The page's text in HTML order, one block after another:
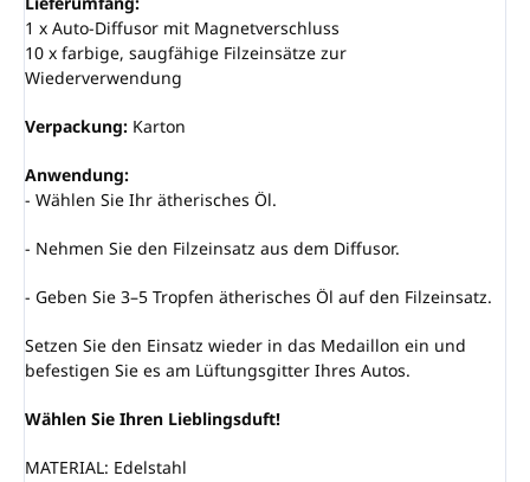
1 x Auto-Diffusor mit Magnetverschluss
10 x farbige, saugfähige Filzeinsätze zur
Wiederverwendung
Verpackung: Karton
Anwendung:
- Wählen Sie Ihr ätherisches Öl.
- Nehmen Sie den Filzeinsatz aus dem Diffusor.
- Geben Sie 3–5 Tropfen ätherisches Öl auf den Filzeinsatz.
Setzen Sie den Einsatz wieder in das Medaillon ein und
befestigen Sie es am Lüftungsgitter Ihres Autos.
Wählen Sie Ihren Lieblingsduft!
MATERIAL: Edelstahl